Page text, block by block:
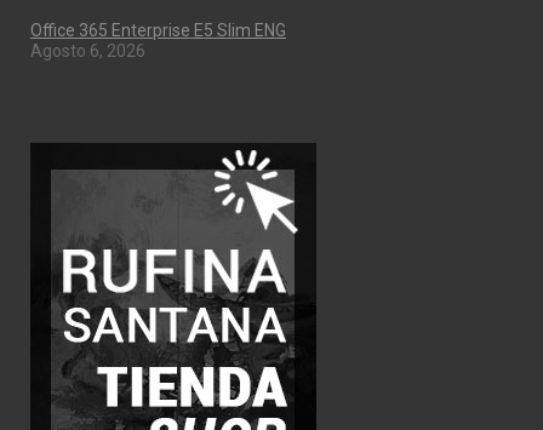
Office 365 Enterprise E5 Slim ENG
Agosto 6, 2026